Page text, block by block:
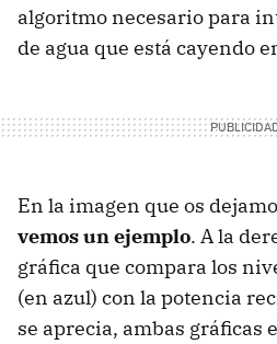
algoritmo necesario para
de agua que está cayendo
En la imagen que os
vemos un ejemplo. A la
gráfica que compara los
(en azul) con la potencia
se aprecia, ambas gráficas